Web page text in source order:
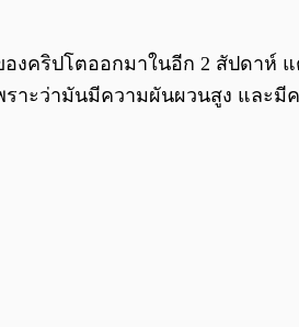
งคริปโตออกมาในอีก 2 สัปดาห์
ราะว่ามันมีความผันผวนสูง และมี